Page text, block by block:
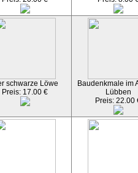
schwarze Löwe
Preis: 17.00 €
Baudenkmale im
Lübben
Preis: 22.00